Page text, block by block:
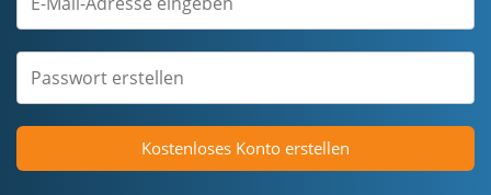
Kostenloses Konto erstellen